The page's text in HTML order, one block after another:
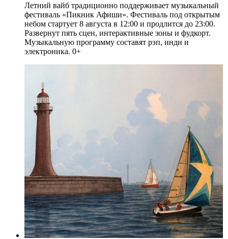
Летний вайб традиционно поддерживает музыкальный
фестиваль «Пикник Афиши». Фестиваль под открытым
небом стартует 8 августа в 12:00 и продлится до 23:00.
Развернут пять сцен, интерактивные зоны и фудкорт.
Музыкальную программу составят рэп, инди и
электроника. 0+